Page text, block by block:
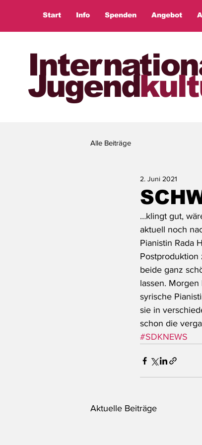
Start Info Spenden Angebot
Jugend
Alle Beiträge
2. Juni 2021
…klingt gut,
aktuell noch
Pianistin Rada
Postproduktion
beide ganz
lassen.
syrische
sie in
schon die
#SDKNEWS
Aktuelle Beiträge